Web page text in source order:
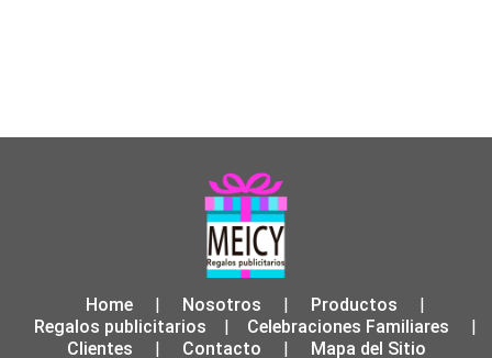
Home | Nosotros | Productos
|
Regalos publicitarios
Celebraciones Familiares
Clientes
Contacto Mapa del Sitio